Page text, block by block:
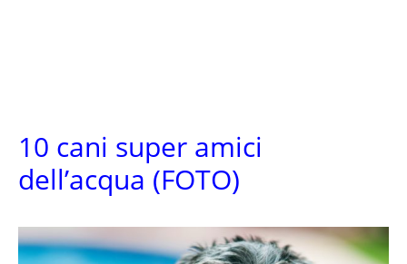
10 cani super amici
dell’acqua (FOTO)